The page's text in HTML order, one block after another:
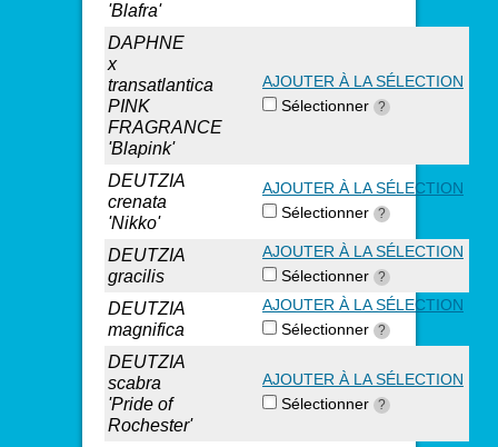
'Blafra'
DAPHNE
x
transatlantica
PINK
FRAGRANCE
'Blapink'
AJOUTER À LA SÉLECTION
Sélectionner ?
DEUTZIA
crenata
'Nikko'
AJOUTER À LA SÉLECTION
Sélectionner ?
DEUTZIA
gracilis
AJOUTER À LA SÉLECTION
Sélectionner ?
DEUTZIA
magnifica
AJOUTER À LA SÉLECTION
Sélectionner ?
DEUTZIA
scabra
'Pride of
Rochester'
AJOUTER À LA SÉLECTION
Sélectionner ?